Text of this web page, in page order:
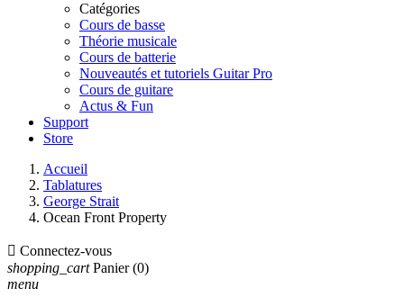
Catégories
Cours de basse
Théorie musicale
Cours de batterie
Nouveautés et tutoriels Guitar Pro
Cours de guitare
Actus & Fun
Support
Store
Accueil
Tablatures
George Strait
Ocean Front Property
 Connectez-vous
shopping_cart Panier (0)
menu